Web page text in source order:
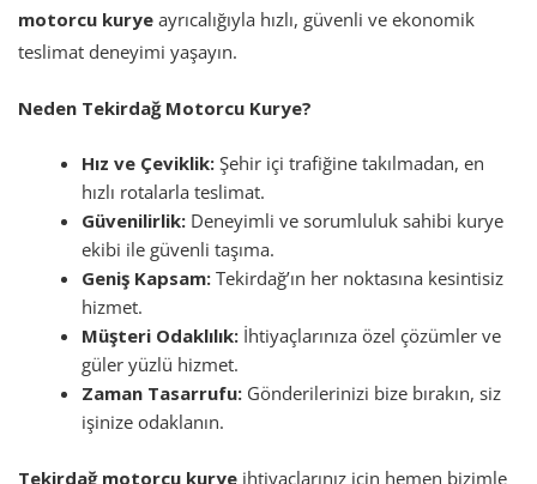
motorcu kurye ayrıcalığıyla hızlı, güvenli ve ekonomik
teslimat deneyimi yaşayın.
Neden Tekirdağ Motorcu Kurye?
Hız ve Çeviklik: Şehir içi trafiğine takılmadan, en
hızlı rotalarla teslimat.
Güvenilirlik: Deneyimli ve sorumluluk sahibi kurye
ekibi ile güvenli taşıma.
Geniş Kapsam: Tekirdağ’ın her noktasına kesintisiz
hizmet.
Müşteri Odaklılık: İhtiyaçlarınıza özel çözümler ve
güler yüzlü hizmet.
Zaman Tasarrufu: Gönderilerinizi bize bırakın, siz
işinize odaklanın.
Tekirdağ motorcu kurye ihtiyaçlarınız için hemen bizimle